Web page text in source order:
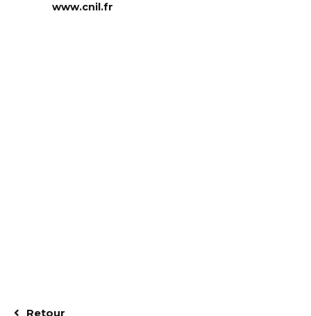
www.cnil.fr
Retour